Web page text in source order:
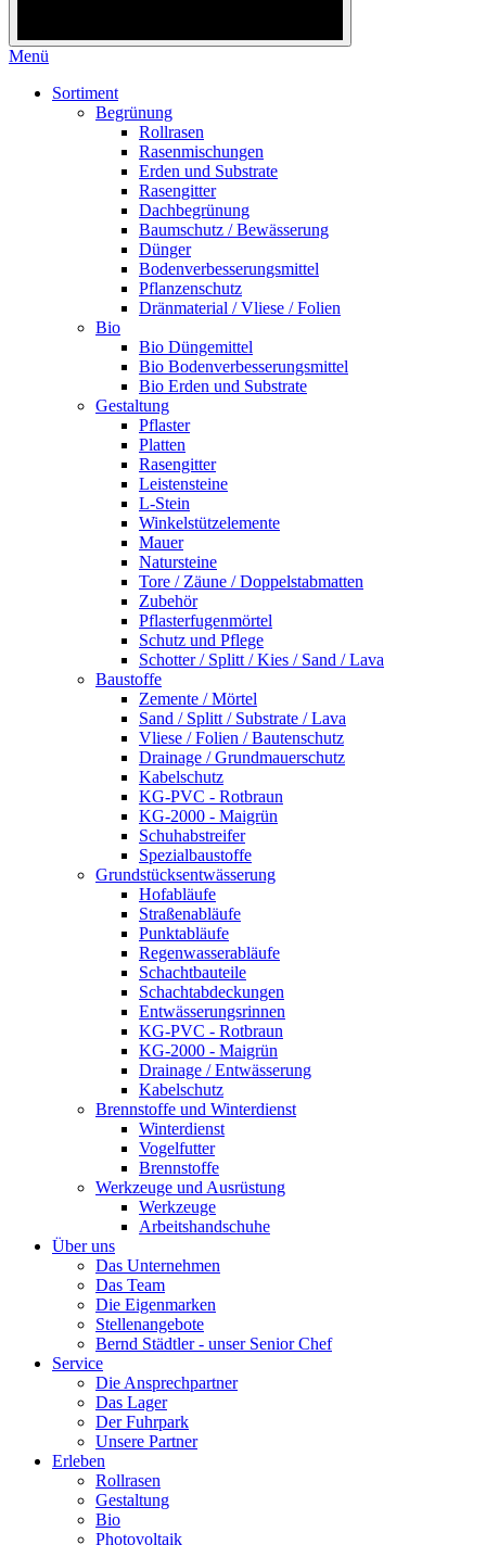
Menü
Sortiment
Begrünung
Rollrasen
Rasenmischungen
Erden und Substrate
Rasengitter
Dachbegrünung
Baumschutz / Bewässerung
Dünger
Bodenverbesserungsmittel
Pflanzenschutz
Dränmaterial / Vliese / Folien
Bio
Bio Düngemittel
Bio Bodenverbesserungsmittel
Bio Erden und Substrate
Gestaltung
Pflaster
Platten
Rasengitter
Leistensteine
L-Stein
Winkelstützelemente
Mauer
Natursteine
Tore / Zäune / Doppelstabmatten
Zubehör
Pflasterfugenmörtel
Schutz und Pflege
Schotter / Splitt / Kies / Sand / Lava
Baustoffe
Zemente / Mörtel
Sand / Splitt / Substrate / Lava
Vliese / Folien / Bautenschutz
Drainage / Grundmauerschutz
Kabelschutz
KG-PVC - Rotbraun
KG-2000 - Maigrün
Schuhabstreifer
Spezialbaustoffe
Grundstücksentwässerung
Hofabläufe
Straßenabläufe
Punktabläufe
Regenwasserabläufe
Schachtbauteile
Schachtabdeckungen
Entwässerungsrinnen
KG-PVC - Rotbraun
KG-2000 - Maigrün
Drainage / Entwässerung
Kabelschutz
Brennstoffe und Winterdienst
Winterdienst
Vogelfutter
Brennstoffe
Werkzeuge und Ausrüstung
Werkzeuge
Arbeitshandschuhe
Über uns
Das Unternehmen
Das Team
Die Eigenmarken
Stellenangebote
Bernd Städtler - unser Senior Chef
Service
Die Ansprechpartner
Das Lager
Der Fuhrpark
Unsere Partner
Erleben
Rollrasen
Gestaltung
Bio
Photovoltaik